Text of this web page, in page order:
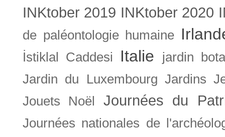
INKtober 2019 INKtober 2020
de paléontologie humaine
İstiklal Caddesi Italie
jardin
Jardin du Luxembourg Jardins
Jouets Noël
Journées du
Journées nationales de